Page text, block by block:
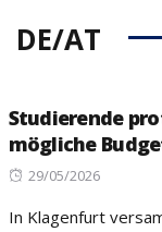
DE/AT
Studierende
mögliche
Posted
29/05/2026
In Klagenfurt